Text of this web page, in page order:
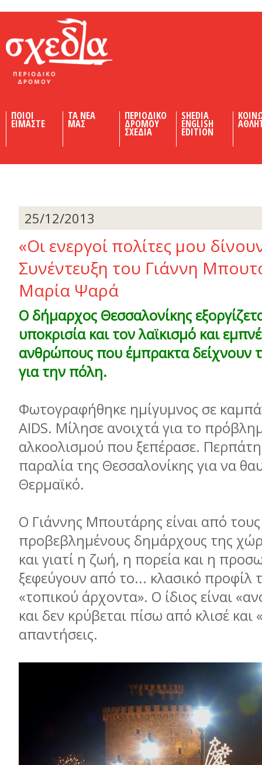
ΠΟΙΟΙ
ΕΙΜΑΣΤΕ
ΤΑ ΝΕΑ
ΜΑΣ
ΠΕΡΙΟΔΙΚΟ
ΔΡΟΜΟΥ
ΣΧΕΔΙΑ
SHEDIA
ENGLISH
EDITION
25/12/2013
«Οι ενεργοί πολίτες µου
Συνέντευξη του Γιάννη
Μαρία Ψαρά
Ο δήμαρχος Θεσσαλονίκης
υποκρισία και τον λαϊκισμό και
ανθρώπους που έμπρακτα δείχνουν
για την πόλη.
Φωτογραφήθηκε ημίγυμνος σε
AIDS. Μίλησε ανοιχτά για το
αλκοολισμού που ξεπέρασε.
παραλία της Θεσσαλονίκης για να
Θερμαϊκό.
Ο Γιάννης Μπουτάρης είναι από τους
προβεβλημένους δημάρχους της
και γιατί η ζωή, η πορεία και η
ξεφεύγουν από το... κλασικό προφίλ
«τοπικού άρχοντα». Ο ίδιος είναι
και δεν κρύβεται πίσω από κλισέ και
απαντήσεις.